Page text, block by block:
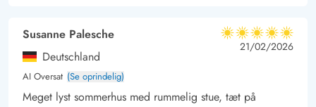
Susanne Palesche
Deutschland
AI Oversat (Se oprindelig)
5 ud af 5
5 ud af 5
5 out of 5
21/02/2026
Meget lyst sommerhus med rummelig stue, tæt på